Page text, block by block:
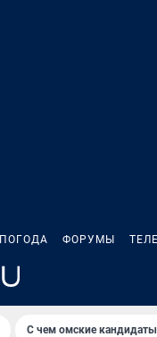
ПОГОДА ФОРУМЫ
С чем омские